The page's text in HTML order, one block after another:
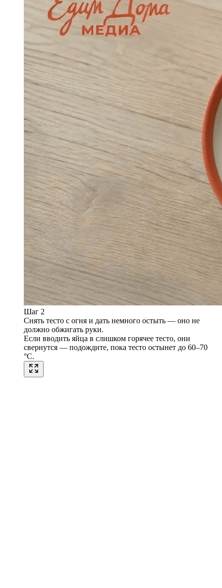
Шаг 2
Снять тесто с огня и дать немного остыть — оно не
должно обжигать руки.
Если вводить яйца в слишком горячее тесто, они
свернутся — подождите, пока тесто остынет до 60–70
°C.